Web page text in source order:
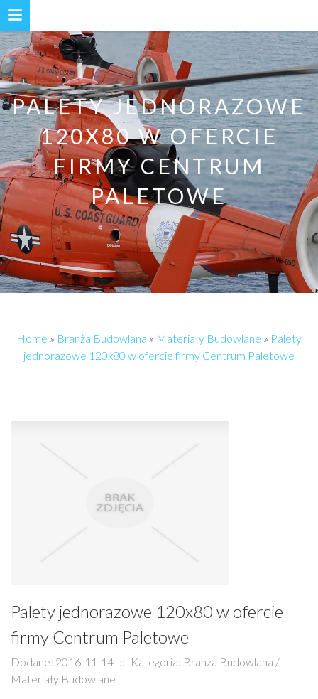
PALETY JEDNORAZOWE
120X80 W OFERCIE
FIRMY CENTRUM
PALETOWE
Home » Branża Budowlana » Materiały Budowlane » Palety
jednorazowe 120x80 w ofercie firmy Centrum Paletowe
Palety jednorazowe 120x80 w ofercie
firmy Centrum Paletowe
Dodane: 2016-11-14 :: Kategoria: Branża Budowlana /
Materiały Budowlane